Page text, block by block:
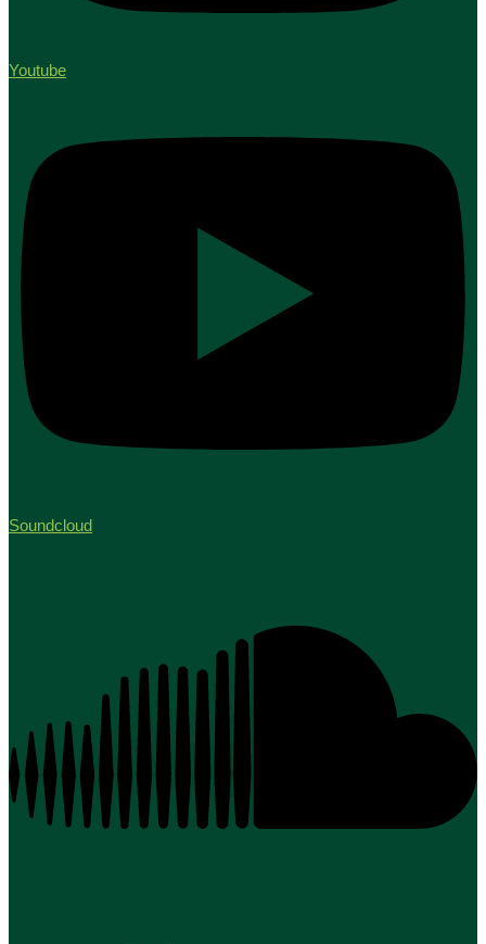
Youtube
Soundcloud